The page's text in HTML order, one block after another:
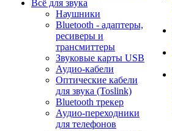
Всё для звука
Наушники
Bluetooth - адаптеры,
ресиверы и
трансмиттеры
Звуковые карты USB
Аудио-кабели
Оптические кабели
для звука (Toslink)
Bluetooth трекер
Аудио-переходники
для телефонов